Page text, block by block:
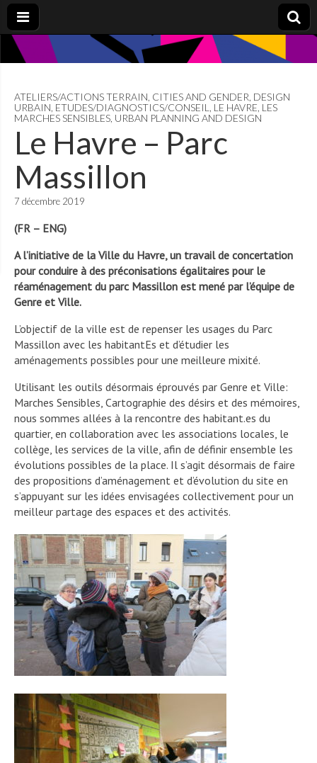
ATELIERS/ACTIONS TERRAIN CITIES AND GENDER DESIGN
URBAIN ETUDES/DIAGNOSTICS/CONSEIL LE HAVRE LES
MARCHES SENSIBLES URBAN PLANNING AND DESIGN
Le Havre – Parc
Massillon
7 décembre 2019
(FR – ENG)
A l’initiative de la Ville du Havre, un travail de concertation
pour conduire à des préconisations égalitaires pour le
réaménagement du parc Massillon est mené par l’équipe de
Genre et Ville.
L’objectif de la ville est de repenser les usages du Parc
Massillon avec les habitantEs et d’étudier les
aménagements possibles pour une meilleure mixité.
Utilisant les outils désormais éprouvés par Genre et Ville:
Marches Sensibles, Cartographie des désirs et des mémoires,
nous sommes allées à la rencontre des habitant.es du
quartier, en collaboration avec les associations locales, le
collège, les services de la ville, afin de définir ensemble les
évolutions possibles de la place. Il s’agit désormais de faire
des propositions d’aménagement et d’évolution du site en
s’appuyant sur les idées envisagées collectivement pour un
meilleur partage des espaces et des activités.